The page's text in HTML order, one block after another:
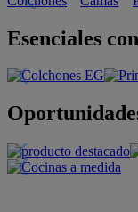
Esenciales